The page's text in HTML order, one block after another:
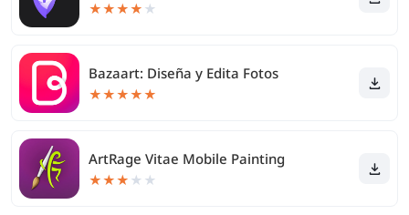
★★★★ ★
Bazaart: Diseña y Edita Fotos
★★★★★
ArtRage Vitae Mobile Painting
★★★ ★ ★